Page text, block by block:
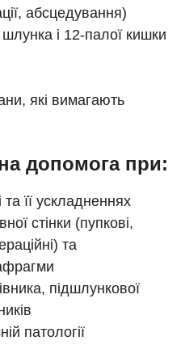
абсцедування)
і 12-палої кишки
які вимагають
допомога при:
її ускладненнях
стінки (пупкові,
та
підшлункової
патології